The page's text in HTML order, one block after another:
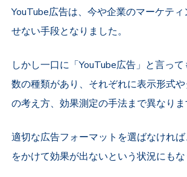
YouTube広告は、今や企業のマーケテ
せない手段となりました。
しかし一口に「YouTube広告」と言っ
数の種類があり、それぞれに表示形式
の考え方、効果測定の手法まで異なりま
適切な広告フォーマットを選ばなけれ
をかけて効果が出ないという状況にもな